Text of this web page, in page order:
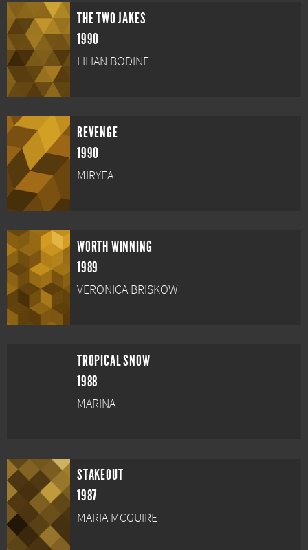
THE TWO JAKES
1990
LILIAN BODINE
REVENGE
1990
MIRYEA
WORTH WINNING
1989
VERONICA BRISKOW
TROPICAL SNOW
1988
MARINA
STAKEOUT
1987
MARIA MCGUIRE